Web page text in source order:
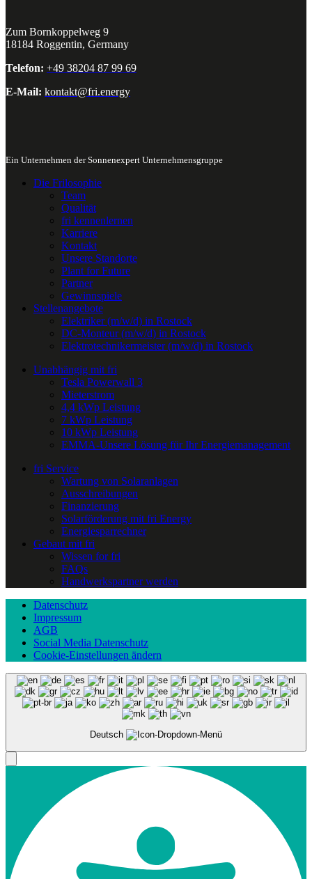
Zum Bornkoppelweg 9
18184 Roggentin, Germany
Telefon: +49 38204 87 99 69
E-Mail: kontakt@fri.energy
Ein Unternehmen der Sonnenexpert Unternehmensgruppe
Die Frilosophie
Team
Qualität
fri kennenlernen
Karriere
Kontakt
Unsere Standorte
Plant for Future
Partner
Gewinnspiele
Stellenangebote
Elektriker (m/w/d) in Rostock
DC-Monteur (m/w/d) in Rostock
Elektrotechnikermeister (m/w/d) in Rostock
Unabhängig mit fri
Tesla Powerwall 3
Mieterstrom
4,4 kWp Leistung
7 kWp Leistung
10 kWp Leistung
EMMA-Unsere Lösung für Ihr Energiemanagement
fri Service
Wartung von Solaranlagen
Ausschreibungen
Finanzierung
Solarförderung mit fri Energy
Energiesparrechner
Gebaut mit fri
Wissen for fri
FAQs
Handwerkspartner werden
Datenschutz
Impressum
AGB
Social Media Datenschutz
Cookie-Einstellungen ändern
Deutsch